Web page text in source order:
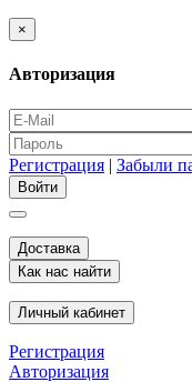
×
Авторизация
Регистрация | Забыли
Доставка
Как нас найти
Личный кабинет
Регистрация
Авторизация